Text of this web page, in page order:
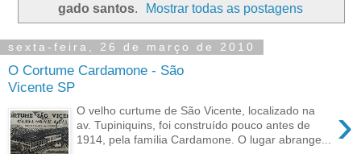
gado santos. Mostrar todas as postagens
sexta-feira, 26 de março de 2010
O Cortume Cardamone - São
Vicente SP
›
O velho curtume de São Vicente, localizado na
av. Tupiniquins, foi construído pouco antes de
1914, pela família Cardamone. O lugar abrange...